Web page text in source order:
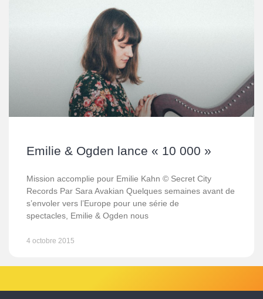
Emilie & Ogden lance « 10 000 »
Mission accomplie pour Emilie Kahn © Secret City
Records Par Sara Avakian Quelques semaines avant de
s’envoler vers l’Europe pour une série de
spectacles, Emilie & Ogden nous
4 octobre 2015